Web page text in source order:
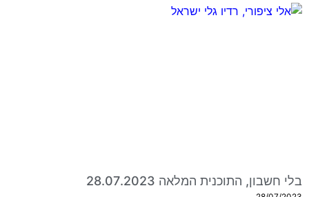
בלי חשבון, התוכנית המלאה 28.07.2023